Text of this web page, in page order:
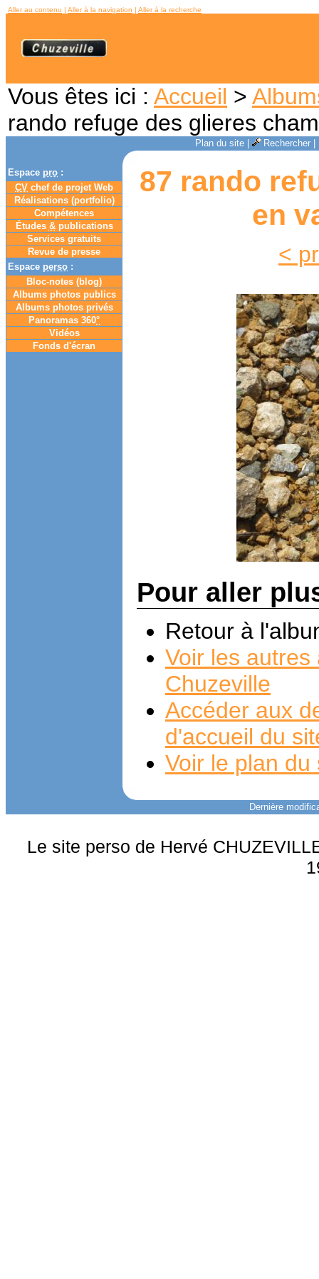
Aller au contenu | Aller à la navigation | Aller à la recherche
Vous êtes ici : Accueil >
rando refuge des glieres
Plan du site| Rechercher|
Espace pro :
CV chef de projet Web
Réalisations (portfolio)
Compétences
Études &publications
Services gratuits
Revue de presse
Espace perso :
Bloc-notes (blog)
Albums photos publics
Albums photos privés
Panoramas 360°
Vidéos
Fonds d'écran
87 rando
en
<
Pour aller
Retour à
Voir les
Chuzeville
Accéder aux
d'accueil du
Voir le plan du
Dernière
Le site perso de Hervé